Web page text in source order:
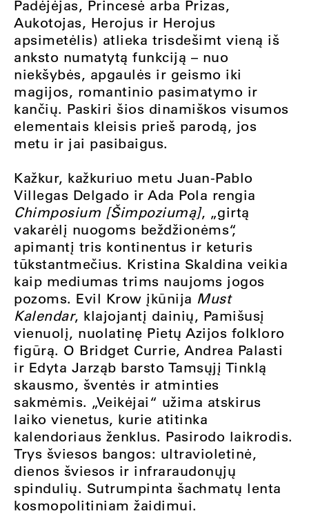
Padėjėjas, Princesė arba Prizas,
Aukotojas, Herojus ir Herojus
apsimetėlis) atlieka trisdešimt vieną iš
anksto numatytą funkciją – nuo
niekšybės, apgaulės ir geismo iki
magijos, romantinio pasimatymo ir
kančių. Paskiri šios dinamiškos visumos
elementais kleisis prieš parodą, jos
metu ir jai pasibaigus.
Kažkur, kažkuriuo metu Juan-Pablo
Villegas Delgado ir Ada Pola rengia
Chimposium [Šimpoziumą], „girtą
vakarėlį nuogoms beždžionėms“,
apimantį tris kontinentus ir keturis
tūkstantmečius. Kristina Skaldina veikia
kaip mediumas trims naujoms jogos
pozoms. Evil Krow įkūnija Must
Kalendar, klajojantį dainių, Pamišusį
vienuolį, nuolatinę Pietų Azijos folkloro
figūrą. O Bridget Currie, Andrea Palasti
ir Edyta Jarząb barsto Tamsųjį Tinklą
skausmo, šventės ir atminties
sakmėmis. „Veikėjai“ užima atskirus
laiko vienetus, kurie atitinka
kalendoriaus ženklus. Pasirodo laikrodis.
Trys šviesos bangos: ultravioletinė,
dienos šviesos ir infraraudonųjų
spindulių. Sutrumpinta šachmatų lenta
kosmopolitiniam žaidimui.